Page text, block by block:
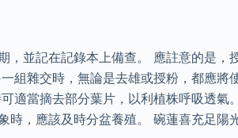
，並記在記錄本上備查。 應註意的是，
組雜交時，無論是去雄或授粉，都應將
適當摘去部分葉片，以利植株呼吸透氣
時，應該及時分盆養殖。 碗蓮喜充足陽